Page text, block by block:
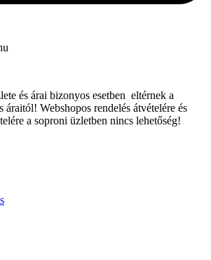
és árai bizonyos esetben eltérnek a
áraitól! Webshopos rendelés átvételére és
a soproni üzletben nincs lehetőség!